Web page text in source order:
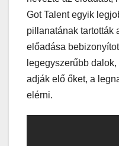
Got Talent egyik
pillanatának tartották
előadása
legegyszerűbb
adják elő őket, a
elérni.